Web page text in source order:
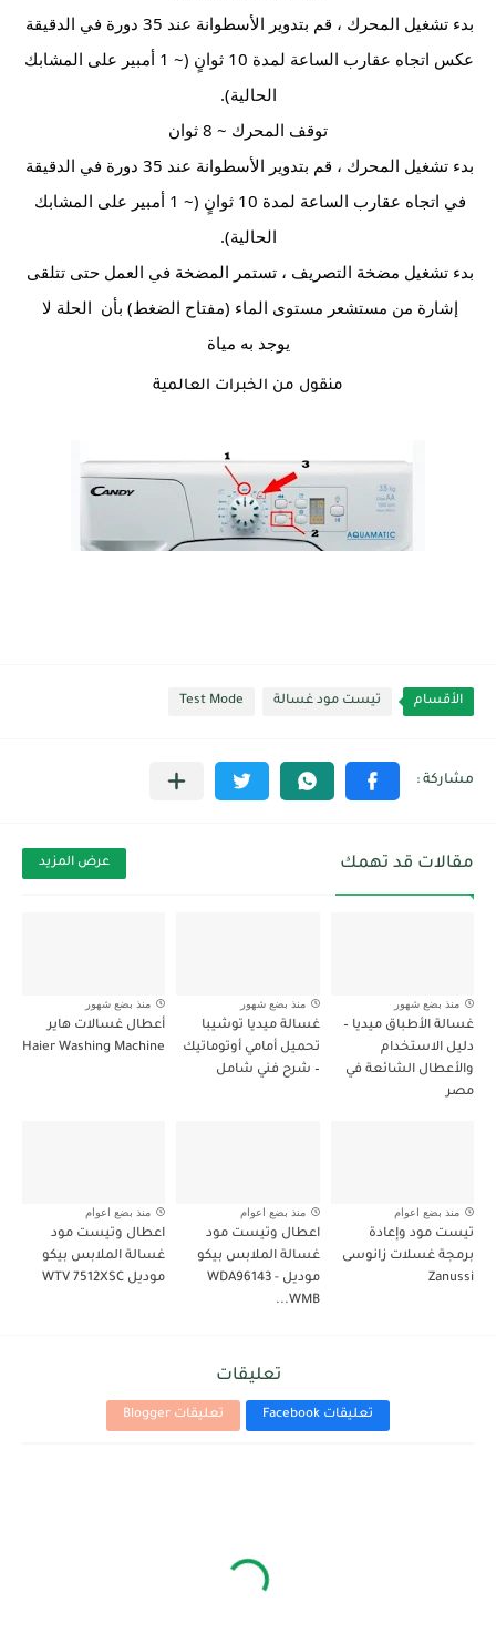
الحالية).
توقف المحرك ~ 8 ثوان
الحالية).
يوجد به مياة
منقول من الخبرات العالمية
الأقسام تيست مود غسالة Test Mode
مقالات قد تهمك عرض المزيد
منذ بضع شهور
غسالة الأطباق ميديا –
دليل الاستخدام
والأعطال الشائعة في
مصر
منذ بضع شهور
غسالة ميديا توشيبا
تحميل أمامي أوتوماتيك
– شرح فني شامل
منذ بضع شهور
أعطال غسالات هاير
Haier Washing Machine
منذ بضع اعوام
تيست مود وإعادة
برمجة غسلات زانوسى
Zanussi
منذ بضع اعوام
اعطال وتيست مود
غسالة الملابس بيكو
موديل WDA96143 -
WMB...
منذ بضع اعوام
اعطال وتيست مود
غسالة الملابس بيكو
موديل WTV 7512XSC
تعليقات
تعليقات Facebook تعليقات Blogger